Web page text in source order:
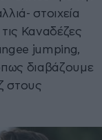
στοιχεία
Καναδέζες
jumping,
διαβάζουμε
στους